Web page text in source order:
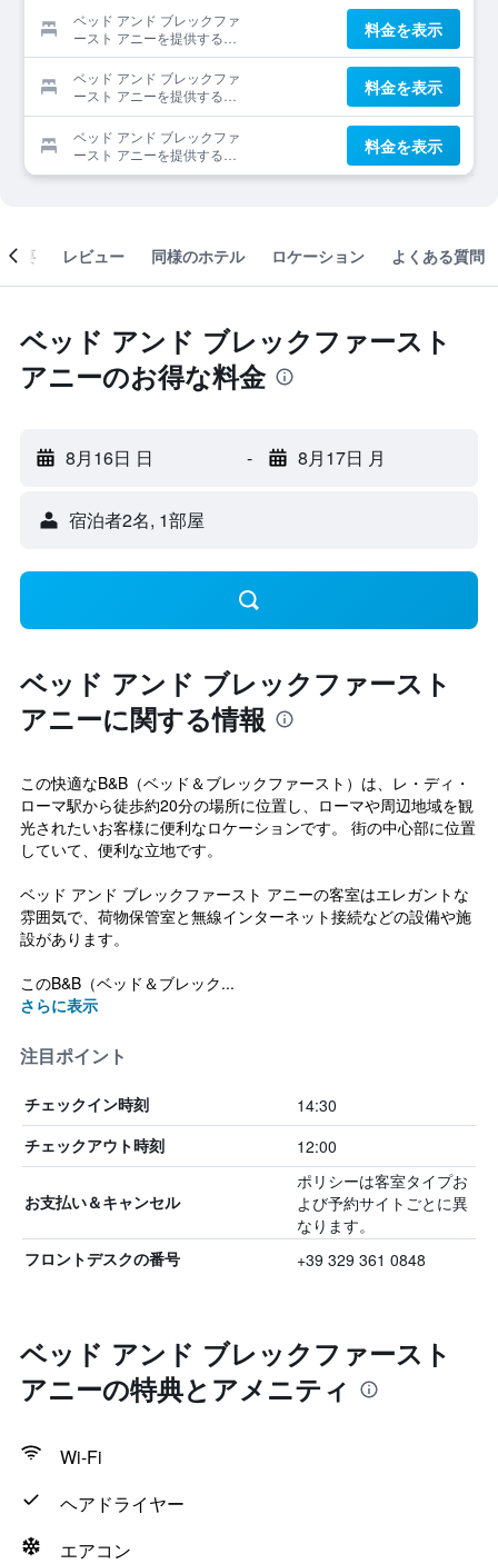
ベッド アンド ブレックファ
ースト アニーを提供する予
約サイト
料金を表示
ベッド アンド ブレックファ
ースト アニーを提供する予
約サイト
料金を表示
ベッド アンド ブレックファ
ースト アニーを提供する予
約サイト
料金を表示
概要 レビュー 同様のホテル ロケーション よくある質問
ベッド アンド ブレックファースト
アニーのお得な料金
8月16日 日 - 8月17日 月
宿泊者2名, 1​部屋
ベッド アンド ブレックファースト
アニーに関する情報
この快適なB&B（ベッド＆ブレックファースト）は、レ・ディ・
ローマ駅から徒歩約20分の場所に位置し、ローマや周辺地域を観
光されたいお客様に便利なロケーションです。 街の中心部に位置
していて、便利な立地です。
ベッド アンド ブレックファースト アニーの客室はエレガントな
雰囲気で、荷物保管室と無線インターネット接続などの設備や施
設があります。
このB&B（ベッド＆ブレック...
さらに表示
注目ポイント
チェックイン時刻 14:30
チェックアウト時刻 12:00
お支払い＆キャンセル
ポリシーは客室タイプお
よび予約サイトごとに異
なります。
フロントデスクの番号 +39 329 361 0848
ベッド アンド ブレックファースト
アニーの特典とアメニティ
Wi-Fi
ヘアドライヤー
エアコン